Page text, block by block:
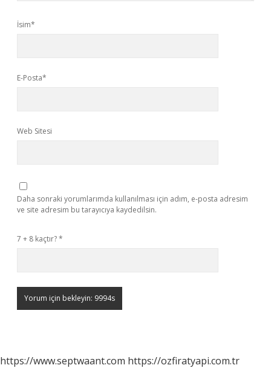
İsim*
E-Posta*
Web Sitesi
Daha sonraki yorumlarımda kullanılması için adım, e-posta adresim
ve site adresim bu tarayıcıya kaydedilsin.
7 + 8 kaçtır?*
https://www.septwaant.com https://ozfiratyapi.com.tr